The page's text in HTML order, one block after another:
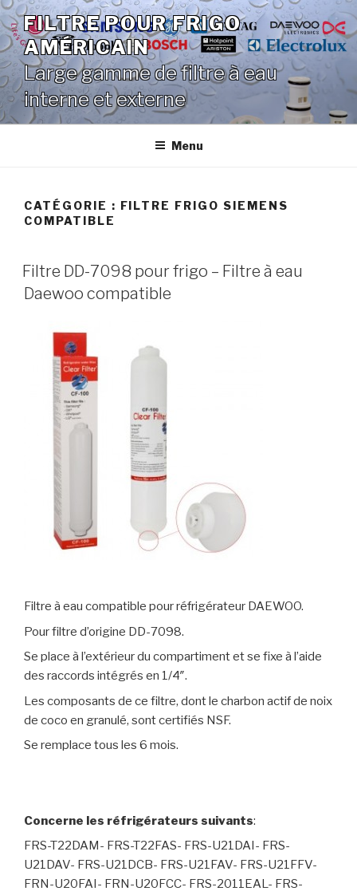
Aller
au
contenu
principal
FILTRE POUR FRIGO
AMÉRICAIN
Large gamme de filtre à eau
interne et externe
Menu
CATÉGORIE : FILTRE FRIGO SIEMENS
COMPATIBLE
Filtre DD-7098 pour frigo – Filtre à eau
Daewoo compatible
Filtre à eau compatible pour réfrigérateur DAEWOO.
Pour filtre d’origine DD-7098.
Se place à l’extérieur du compartiment et se fixe à l’aide
des raccords intégrés en 1/4″.
Les composants de ce filtre, dont le charbon actif de noix
de coco en granulé, sont certifiés NSF.
Se remplace tous les 6 mois.
Concerne les réfrigérateurs suivants:
FRS-T22DAM- FRS-T22FAS- FRS-U21DAI- FRS-
U21DAV- FRS-U21DCB- FRS-U21FAV- FRS-U21FFV-
FRN-U20FAI- FRN-U20FCC- FRS-2011EAL- FRS-